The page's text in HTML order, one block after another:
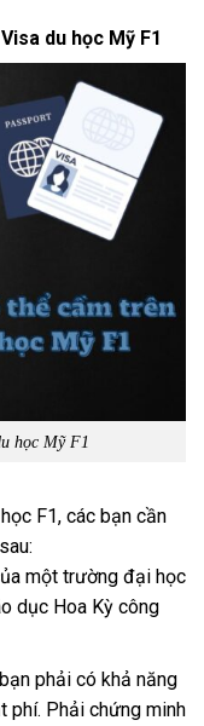
du học Mỹ F1
học Mỹ F1
F1, các bạn cần
một trường đại học
dục Hoa Kỳ công
phải có khả năng
phí. Phải chứng minh